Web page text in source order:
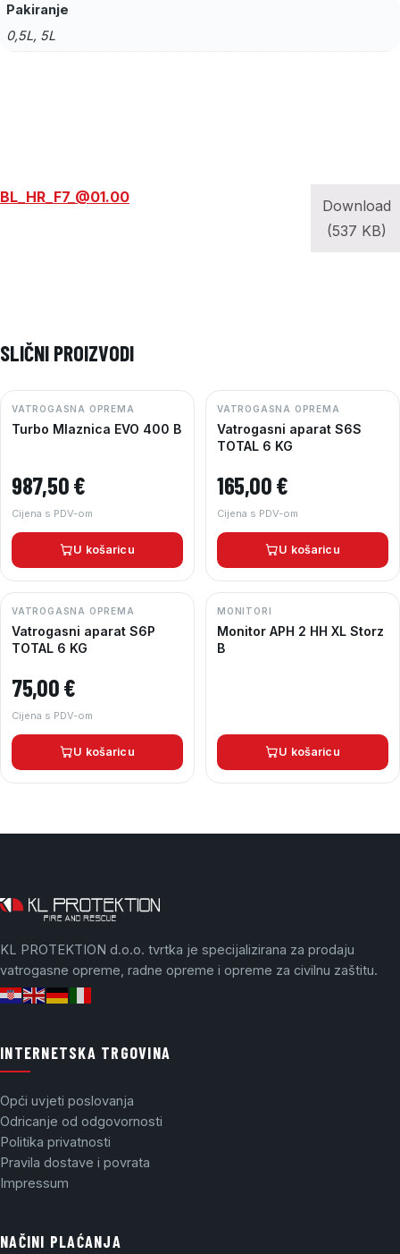
Pakiranje
0,5L, 5L
BL_HR_F7_@01.00
Download
(537 KB)
SLIČNI PROIZVODI
VATROGASNA OPREMA
Turbo Mlaznica EVO 400 B
987,50€
Cijena s PDV-om
U košaricu
VATROGASNA OPREMA
Vatrogasni aparat S6S
TOTAL 6 KG
165,00€
Cijena s PDV-om
U košaricu
VATROGASNA OPREMA
Vatrogasni aparat S6P
TOTAL 6 KG
75,00€
Cijena s PDV-om
U košaricu
MONITORI
Monitor APH 2 HH XL Storz
B
U košaricu
KL PROTEKTION d.o.o. tvrtka je specijalizirana za prodaju
vatrogasne opreme, radne opreme i opreme za civilnu zaštitu.
INTERNETSKA TRGOVINA
Opći uvjeti poslovanja
Odricanje od odgovornosti
Politika privatnosti
Pravila dostave i povrata
Impressum
NAČINI PLAĆANJA